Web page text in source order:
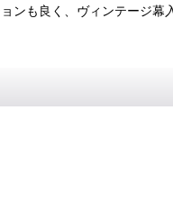
ンも良く、ヴィンテージ幕